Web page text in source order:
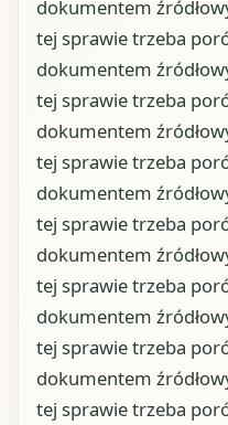
dokumentem
tej sprawie trzeba
dokumentem
tej sprawie trzeba
dokumentem
tej sprawie trzeba
dokumentem
tej sprawie trzeba
dokumentem
tej sprawie trzeba
dokumentem
tej sprawie trzeba
dokumentem
tej sprawie trzeba